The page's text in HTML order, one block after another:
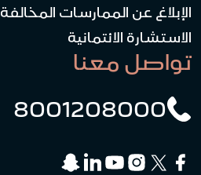
الإبلاغ عن الممارسات المخالفة
الاستشارة الائتمانية
تواصل معنا
8001208000